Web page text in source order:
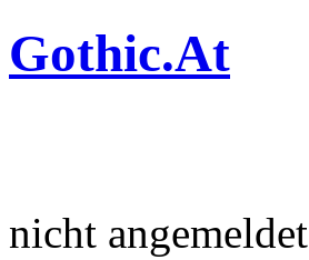
Gothic.At
nicht angemeldet